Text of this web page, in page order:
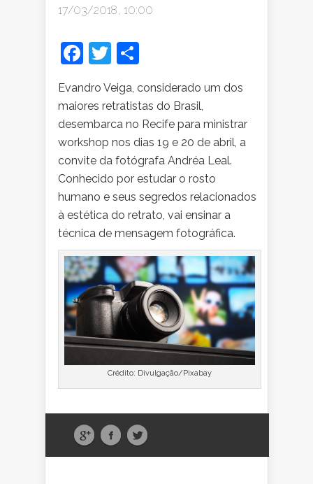
17/03/2018, 10:00
Facebook
Twitter
Evandro Veiga, considerado um dos
maiores retratistas do Brasil,
desembarca no Recife para ministrar
workshop nos dias 19 e 20 de abril, a
convite da fotógrafa Andréa Leal.
Conhecido por estudar o rosto
humano e seus segredos relacionados
à estética do retrato, vai ensinar a
técnica de mensagem fotográfica.
Crédito: Divulgação/Pixabay